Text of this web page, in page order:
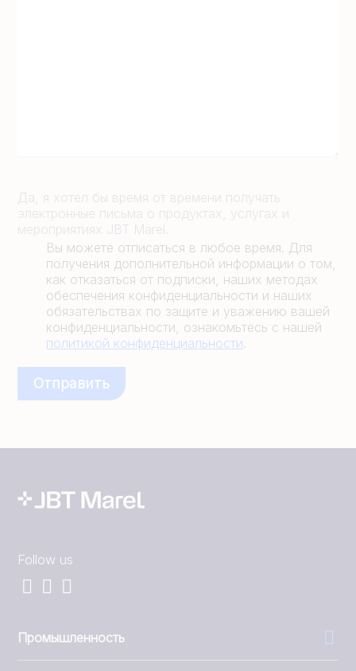
Да, я хотел бы время от времени получать
электронные письма о продуктах, услугах и
мероприятиях JBT Marel.
Вы можете отписаться в любое время. Для
получения дополнительной информации о том,
как отказаться от подписки, наших методах
обеспечения конфиденциальности и наших
обязательствах по защите и уважению вашей
конфиденциальности, ознакомьтесь с нашей
политикой конфиденциальности.
Follow us
Промышленность